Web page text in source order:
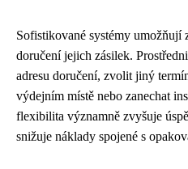
Sofistikované systémy
doručení jejich zásilek.
adresu doručení, zvolit jiný
výdejním místě nebo zanechat
flexibilita významně zvyšuje
snižuje náklady spojené s